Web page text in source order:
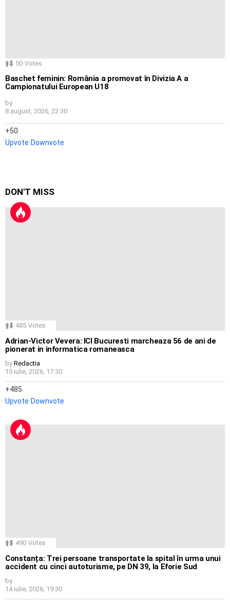
50 Votes
Baschet feminin: România a promovat în Divizia A a
Campionatului European U18
by
8 august, 2026, 22:30
50
Upvote Downvote
DON'T MISS
485 Votes
Adrian-Victor Vevera: ICI Bucuresti marcheaza 56 de ani de
pionerat in informatica romaneasca
by Redactia
15 iulie, 2026, 17:30
485
Upvote Downvote
490 Votes
Constanța: Trei persoane transportate la spital în urma unui
accident cu cinci autoturisme, pe DN 39, la Eforie Sud
by
14 iulie, 2026, 19:30